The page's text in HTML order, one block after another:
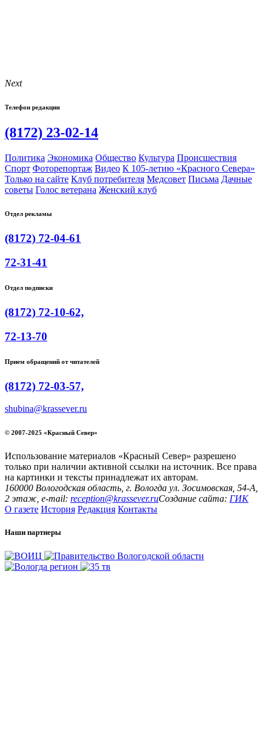
Next
Телефон редакции
(8172) 23-02-14
Политика Экономика Общество Культура Происшествия
Спорт Фоторепортаж Видео К 105-летию «Красного Севера»
Только на сайте Клуб потребителя Медсовет Письма Дачные
советы Голос ветерана Женский клуб
Отдел рекламы
(8172) 72-04-61
72-31-41
Отдел подписки
(8172) 72-10-62,
72-13-70
Прием обращений от читателей
(8172) 72-03-57,
shubina@krassever.ru
© 2007-2025 «Красный Север»
Использование материалов «Красный Север» разрешено
только при наличии активной ссылки на источник. Все права
на картинки и тексты принадлежат их авторам.
160000 Вологодская область, г. Вологда ул. Зосимовская, 54-А,
2 этаж, e-mail: reception@krassever.ruСоздание сайта: ГИК
О газете История Редакция Контакты
Наши партнеры